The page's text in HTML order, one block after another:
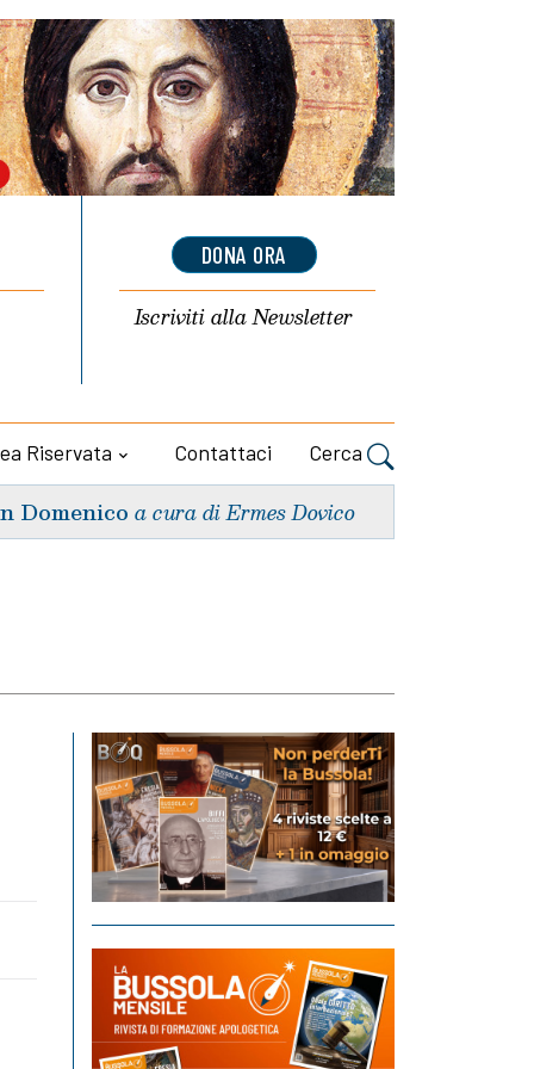
DONA ORA
Iscriviti allaNewsletter
Riservata Contattaci Cerca
Domenico a cura di Ermes Dovico